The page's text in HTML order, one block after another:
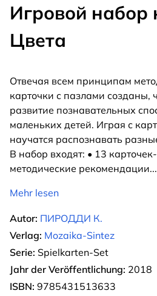
Игровой набор
Цвета
Отвечая всем принципам
карточки с пазлами созданы,
развитие познавательных
маленьких детей. Играя с
научатся распознавать
В набор входят: • 13
методические рекомендации...
Mehr lesen
Autor: ПИРОДДИ К.
Verlag: Mozaika-Sintez
Serie: Spielkarten-Set
Jahr der Veröffentlichung: 2018
ISBN: 9785431513633